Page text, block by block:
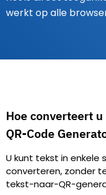
werkt op alle
Hoe converteert
QR-Code
U kunt tekst in enkele
converteren, zonder
tekst-naar-QR-